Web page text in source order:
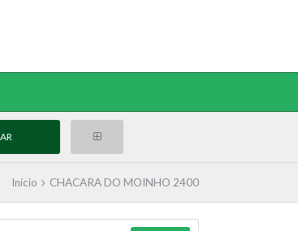
Início CHACARA DO MOINHO 2400